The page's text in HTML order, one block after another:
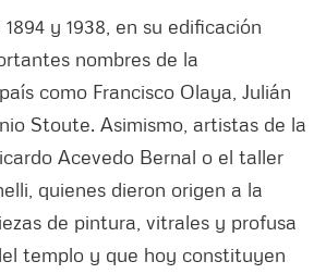
y 1938, en su edificación
nombres de la
como Francisco Olaya, Julián
Stoute. Asimismo, artistas de la
Acevedo Bernal o el taller
quienes dieron origen a la
de pintura, vitrales y profusa
templo y que hoy constituyen